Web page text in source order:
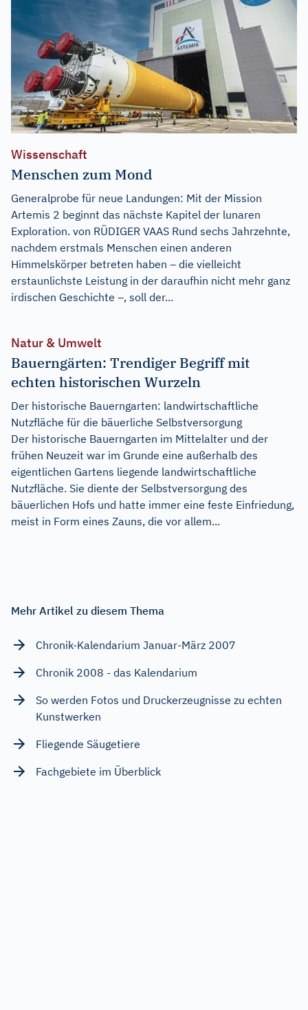
Wissenschaft
Menschen zum Mond
Generalprobe für neue Landungen: Mit der Mission
Artemis 2 beginnt das nächste Kapitel der lunaren
Exploration. von RÜDIGER VAAS Rund sechs Jahrzehnte,
nachdem erstmals Menschen einen anderen
Himmelskörper betreten haben – die vielleicht
erstaunlichste Leistung in der daraufhin nicht mehr ganz
irdischen Geschichte –, soll der...
Natur & Umwelt
Bauerngärten: Trendiger Begriff mit
echten historischen Wurzeln
Der historische Bauerngarten: landwirtschaftliche
Nutzfläche für die bäuerliche Selbstversorgung
Der historische Bauerngarten im Mittelalter und der
frühen Neuzeit war im Grunde eine außerhalb des
eigentlichen Gartens liegende landwirtschaftliche
Nutzfläche. Sie diente der Selbstversorgung des
bäuerlichen Hofs und hatte immer eine feste Einfriedung,
meist in Form eines Zauns, die vor allem...
Mehr Artikel zu diesem Thema
Chronik-Kalendarium Januar-März 2007
Chronik 2008 - das Kalendarium
So werden Fotos und Druckerzeugnisse zu echten
Kunstwerken
Fliegende Säugetiere
Fachgebiete im Überblick